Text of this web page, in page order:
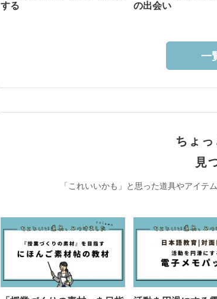
する
の出会い
一
ちょっ
見
「これいいかも」と思った道具やアイ